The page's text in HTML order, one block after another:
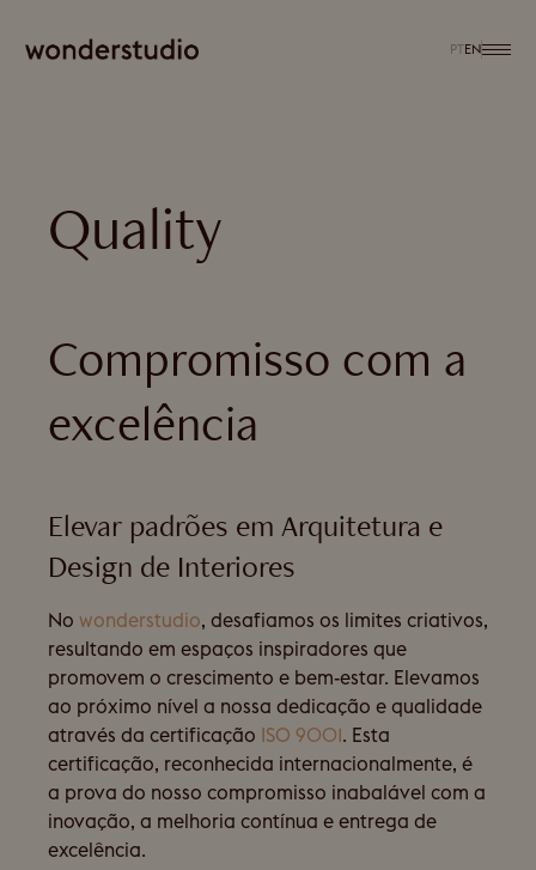
PTEN
Quality
Compromisso com a
excelência
Elevar padrões em Arquitetura e
Design de Interiores
No wonderstudio, desafiamos os limites criativos,
resultando em espaços inspiradores que
promovem o crescimento e bem-estar. Elevamos
ao próximo nível a nossa dedicação e qualidade
através da certificação ISO 9001. Esta
certificação, reconhecida internacionalmente, é
a prova do nosso compromisso inabalável com a
inovação, a melhoria contínua e entrega de
excelência.